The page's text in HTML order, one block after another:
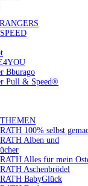
Bburago
Pull & Speed®
100% selbst
Alben und
Alles für mein
Aschenbrödel
BabyGlück